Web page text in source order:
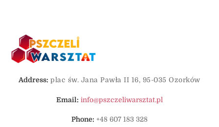
Phone: +48 607 183 328
Address: plac św. Jana Pawła II 16, 95-035 Ozorków
Email: info@pszczeliwarsztat.pl